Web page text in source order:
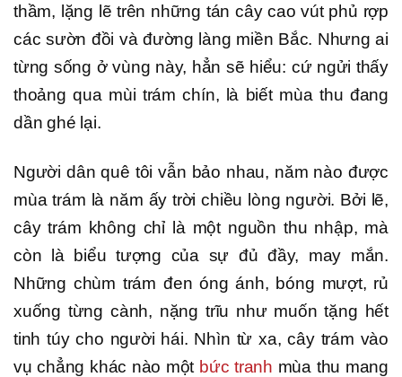
thầm, lặng lẽ trên những tán cây cao vút phủ rợp
các sườn đồi và đường làng miền Bắc. Nhưng ai
từng sống ở vùng này, hẳn sẽ hiểu: cứ ngửi thấy
thoảng qua mùi trám chín, là biết mùa thu đang
dần ghé lại.
Người dân quê tôi vẫn bảo nhau, năm nào được
mùa trám là năm ấy trời chiều lòng người. Bởi lẽ,
cây trám không chỉ là một nguồn thu nhập, mà
còn là biểu tượng của sự đủ đầy, may mắn.
Những chùm trám đen óng ánh, bóng mượt, rủ
xuống từng cành, nặng trĩu như muốn tặng hết
tinh túy cho người hái. Nhìn từ xa, cây trám vào
vụ chẳng khác nào một bức tranh mùa thu mang